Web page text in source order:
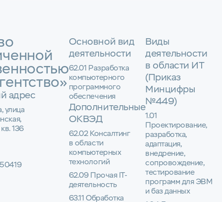
адрес
улица
136
Основной вид
деятельности
62.01 Разработка
компьютерного
программного
обеспечения
Дополнительные
ОКВЭД
62.02 Консалтинг
в области
компьютерных
технологий
62.09 Прочая IT-
деятельность
63.11 Обработка
Виды
деятельности
в области ИТ
(Приказ
Минцифры
№449)
1.01
Проектирование,
разработка,
адаптация,
внедрение,
сопровождение,
тестирование
программ для ЭВМ
и баз данных